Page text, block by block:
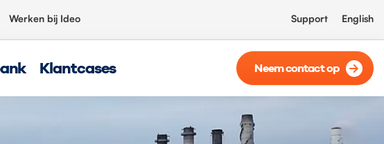
Werken bij Ideo Support English
Klantcases Neem contact op